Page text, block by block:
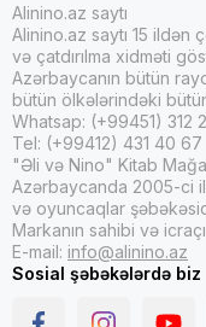
Alinino.az saytı
Alinino.az saytı 15
və çatdırılma xidməti
Azərbaycanın bütün
bütün ölkələrindəki
Whatsap: (+99451) 312
Tel: (+99412) 431 40 67
"Əli və Nino" Kitab
Azərbaycanda 2005-ci
və oyuncaqlar
Markanın sahibi və
E-mail: info@alinino.az
Sosial şəbəkələrdə biz